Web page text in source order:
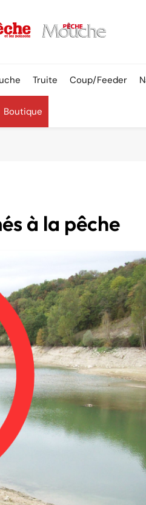
Truite Coup/Feeder
Boutique
à la pêche